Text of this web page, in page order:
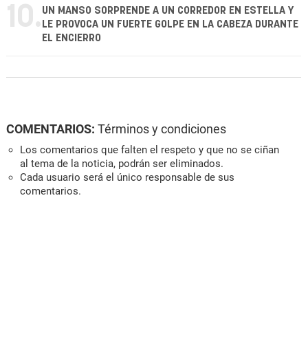
10. UN MANSO SORPRENDE A UN CORREDOR EN ESTELLA Y
LE PROVOCA UN FUERTE GOLPE EN LA CABEZA DURANTE
EL ENCIERRO
COMENTARIOS: Términos y condiciones
Los comentarios que falten el respeto y que no se ciñan
al tema de la noticia, podrán ser eliminados.
Cada usuario será el único responsable de sus
comentarios.